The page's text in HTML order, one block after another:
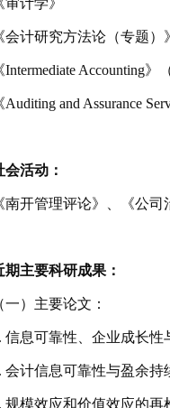
审计学》
会计研究方法论（专题）
Intermediate Accounting》
Auditing and Assurance
会活动：
南开管理评论》、《公司
期主要科研成果：
一）主要论文：
信息可靠性、企业成长性
会计信息可靠性与盈余
规模效应和价值效应的